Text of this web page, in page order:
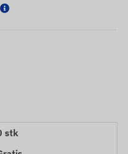
stk